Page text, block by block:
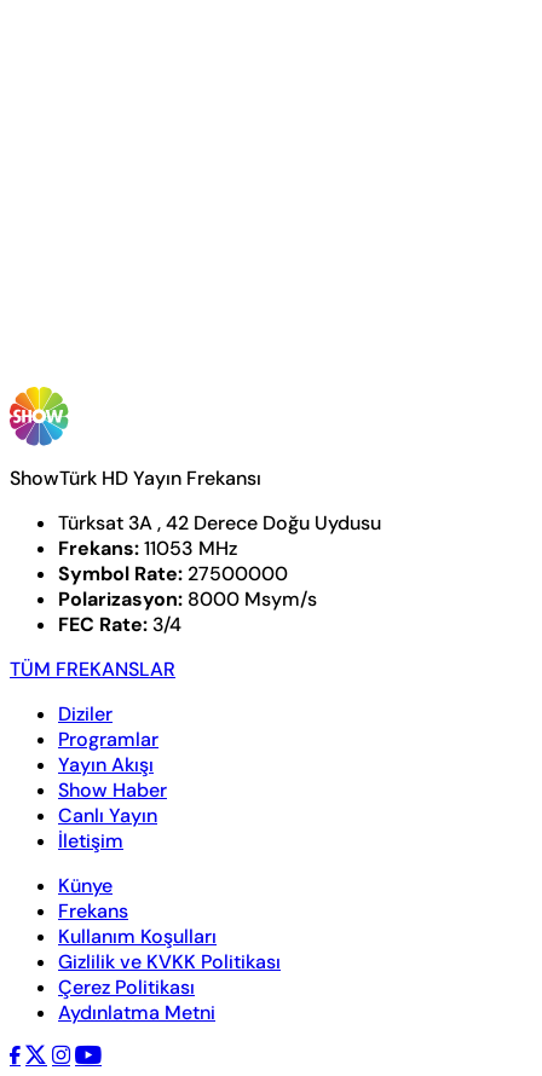
ShowTürk HD Yayın Frekansı
Türksat 3A , 42 Derece Doğu Uydusu
Frekans:11053 MHz
Symbol Rate: 27500000
Polarizasyon: 8000 Msym/s
FEC Rate: 3/4
TÜM FREKANSLAR
Diziler
Programlar
Yayın Akışı
Show Haber
Canlı Yayın
İletişim
Künye
Frekans
Kullanım Koşulları
Gizlilik ve KVKK Politikası
Çerez Politikası
Aydınlatma Metni